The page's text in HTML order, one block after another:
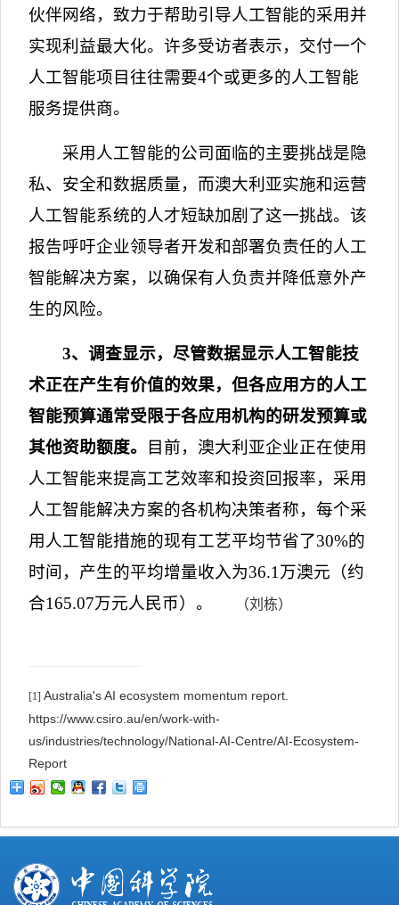
伙伴网络，致力于帮助引导人工智能的采用并
实现利益最大化。许多受访者表示，交付一个
人工智能项目往往需要4个或更多的人工智能
服务提供商。
采用人工智能的公司面临的主要挑战是隐
私、安全和数据质量，而澳大利亚实施和运营
人工智能系统的人才短缺加剧了这一挑战。该
报告呼吁企业领导者开发和部署负责任的人工
智能解决方案，以确保有人负责并降低意外产
生的风险。
3、调查显示，尽管数据显示人工智能技
术正在产生有价值的效果，但各应用方的人工
智能预算通常受限于各应用机构的研发预算或
其他资助额度。
目前，澳大利亚企业正在使用
人工智能来提高工艺效率和投资回报率，采用
人工智能解决方案的各机构决策者称，每个采
用人工智能措施的现有工艺平均节省了30%的
时间，产生的平均增量收入为36.1 万澳元（约
合165.07万元人民币）。 （刘栋）
[1] Australia's AI ecosystem momentum report.
https://www.csiro.au/en/work-with-
us/industries/technology/National-AI-Centre/AI-Ecosystem-
Report